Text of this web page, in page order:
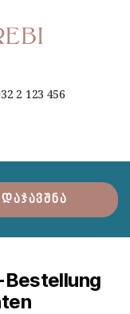
2 123 456
დაჯავშნა